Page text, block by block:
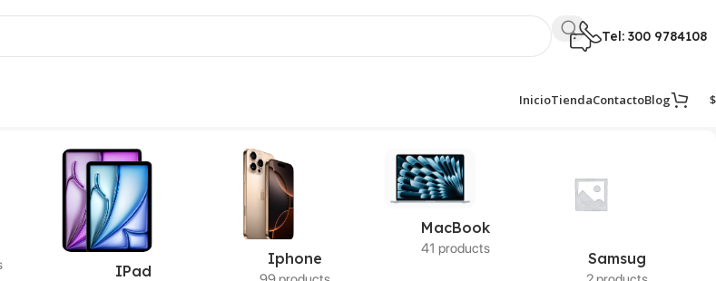
Tel: 300 9784108
InicioTiendaContactoBlog
$
IPad
Iphone
MacBook
41 products
Samsug